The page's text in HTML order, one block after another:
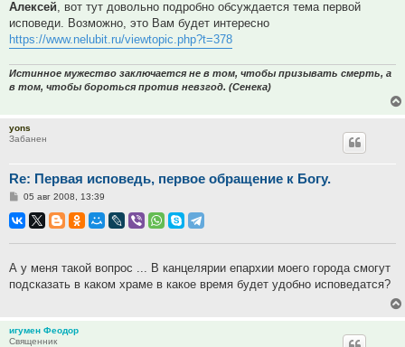
Алексей , вот тут довольно подробно обсуждается тема первой
исповеди. Возможно, это Вам будет интересно
https://www.nelubit.ru/viewtopic.php?t=378
Истинное мужество заключается не в том, чтобы призывать смерть, а
в том, чтобы бороться против невзгод. (Сенека)
yons
Забанен
Re: Первая исповедь, первое обращение к Богу.
Сообщение
05 авг 2008, 13:39
А у меня такой вопрос ... В канцелярии епархии моего города смогут
подсказать в каком храме в какое время будет удобно исповедатся?
игумен Феодор
Священник